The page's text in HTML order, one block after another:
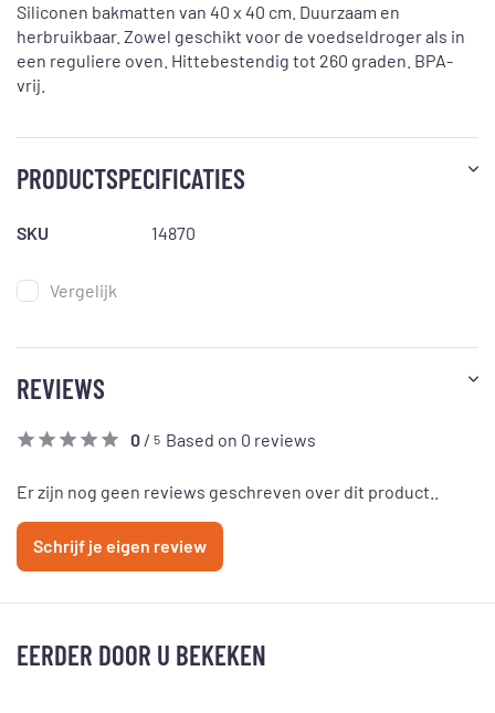
Siliconen bakmatten van 40 x 40 cm. Duurzaam en
herbruikbaar. Zowel geschikt voor de voedseldroger als in
een reguliere oven. Hittebestendig tot 260 graden. BPA-
vrij.
PRODUCTSPECIFICATIES
SKU 14870
Vergelijk
REVIEWS
0 / 5 Based on 0 reviews
Er zijn nog geen reviews geschreven over dit product..
Schrijf je eigen review
EERDER DOOR U BEKEKEN